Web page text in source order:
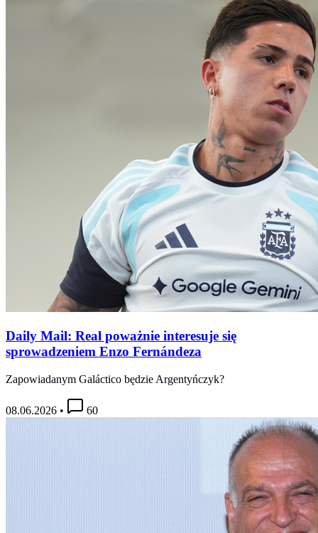
Daily Mail: Real poważnie interesuje się
sprowadzeniem Enzo Fernándeza
Zapowiadanym Galáctico będzie Argentyńczyk?
08.06.2026 • 60